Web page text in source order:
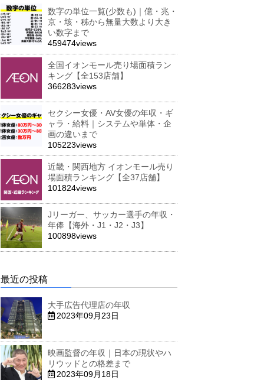
数字の単位一覧(少数も)｜億・兆・
京・垓・秭から無量大数より大き
い数字まで
459474views
全国イオンモール売り場面積ラン
キング【全153店舗】
366283views
セクシー女優・AV女優の年収・ギ
ャラ・給料｜システムや単体・企
画の違いまで
105223views
近畿・関西地方 イオンモール売り
場面積ランキング【全37店舗】
101824views
Jリーガー、サッカー選手の年収・
年俸【海外・J1・J2・J3】
100898views
最近の投稿
大手広告代理店の年収
2023年09月23日
映画監督の年収｜日本の現状やハ
リウッドとの格差まで
2023年09月18日